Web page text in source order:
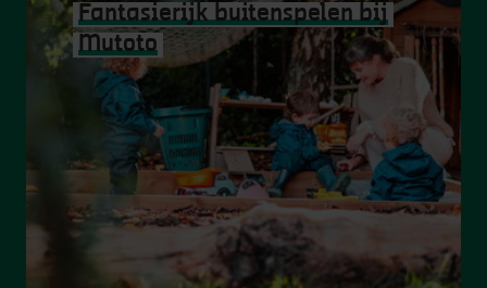
Fantasierijk buitenspelen bij
Mutoto